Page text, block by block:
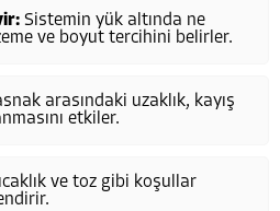
Sistemin yük altında ne
ve boyut tercihini belirler.
arasındaki uzaklık, kayış
etkiler.
ve toz gibi koşullar